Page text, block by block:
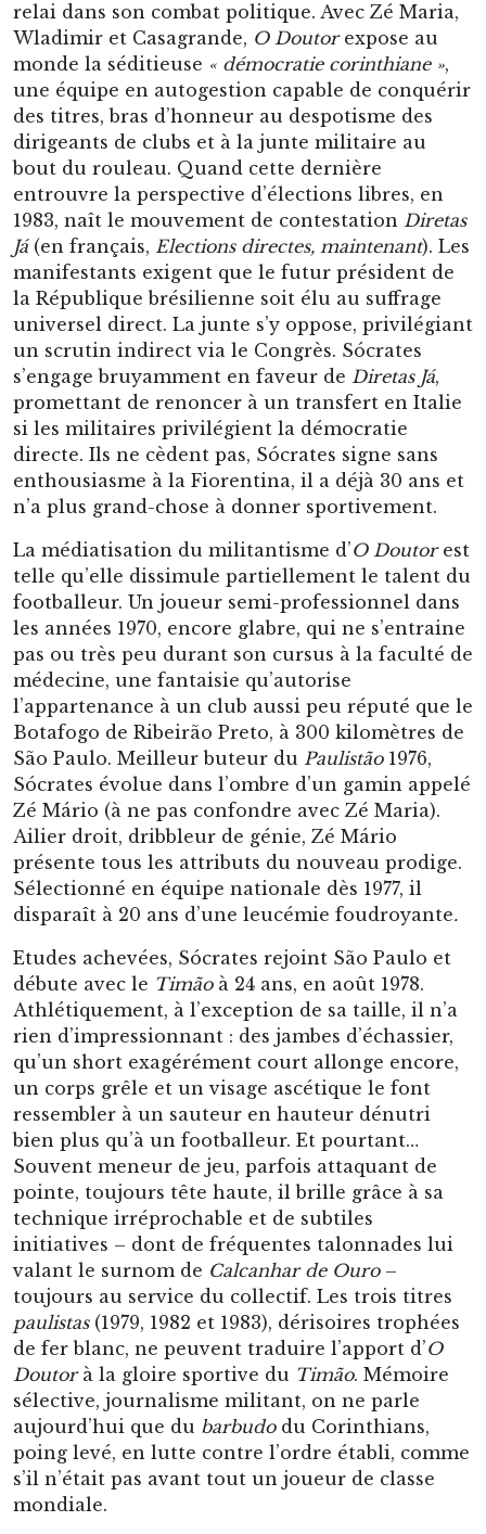
Já(en français,Elections directes, maintenant). Les
manifestants exigent que le futur président de
la République brésilienne soit élu au suffrage
universel direct. La junte s’y oppose, privilégiant
un scrutin indirect via le Congrès. Sócrates
s’engage bruyamment en faveur deDiretas Já
promettant de renoncer à un transfert en Italie
si les militaires privilégient la démocratie
directe. Ils ne cèdent pas, Sócrates signe sans
enthousiasme à la Fiorentina, il a déjà 30 ans et
n’a plus grand-chose à donner sportivement.
La médiatisation du militantisme d’ O Doutorest
telle qu’elle dissimule partiellement le talent du
footballeur. Un joueur semi-professionnel dans
les années 1970, encore glabre, qui ne s’entraine
pas ou très peu durant son cursus à la faculté de
médecine, une fantaisie qu’autorise
l’appartenance à un club aussi peu réputé que le
Botafogo de Ribeirão Preto, à 300 kilomètres de
Sócrates évolue dans l’ombre d’un gamin appelé
Zé Mário (à ne pas confondre avec Zé Maria).
Ailier droit, dribbleur de génie, Zé Mário
présente tous les attributs du nouveau prodige.
Sélectionné en équipe nationale dès 1977, il
disparaît à 20 ans d’une leucémie foudroyante
Etudes achevées, Sócrates rejoint São Paulo et
débute avec leTimãoà 24 ans, en août 1978.
Athlétiquement, à l’exception de sa taille, il n’a
rien d’impressionnant : des jambes d’échassier,
qu’un short exagérément court allonge encore,
un corps grêle et un visage ascétique le font
ressembler à un sauteur en hauteur dénutri
bien plus qu’à un footballeur. Et pourtant…
pointe, toujours tête haute, il brille grâce à sa
technique irréprochable et de subtiles
initiatives – dont de fréquentes talonnades lui
valant le surnom deCalcanhar de Ouro–
toujours au service du collectif. Les trois titres
paulistas(1979, 1982 et 1983), dérisoires trophées
de fer blanc, ne peuvent traduire l’apport d’O
Doutorà la gloire sportive du Timão. Mémoire
sélective, journalisme militant, on ne parle
aujourd’hui que dubarbudo du Corinthians,
poing levé, en lutte contre l’ordre établi, comme
s’il n’était pas avant tout un joueur de classe
mondiale.
C’est dans la défaite, avec laSeleção1982, que
s’exprime la grandeur du footballeur, aux côtés
d’un sélectionneur réactionnaire.Telê Santana
et Sócrates, attelage improbable, liés par un
même extrémisme résumé par un slogan« jogar
bonito para ganhar » qui sonne comme une
déclinaison du« ganhar ou perder, mas sempre
com democracia »